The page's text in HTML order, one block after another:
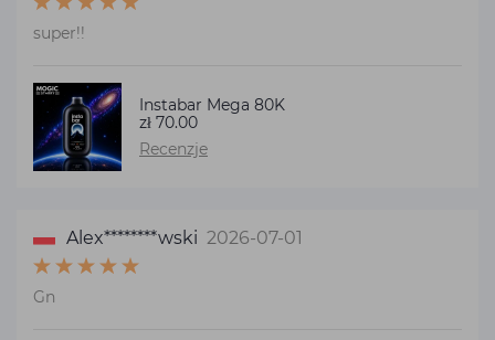
super!!
Instabar Mega 80K
zł 70.00
Recenzje
Alex********wski 2026-07-01
Gn